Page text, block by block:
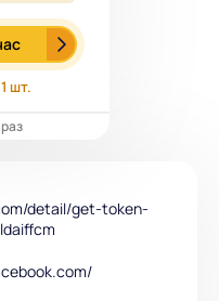
шт.
detail/get-token-